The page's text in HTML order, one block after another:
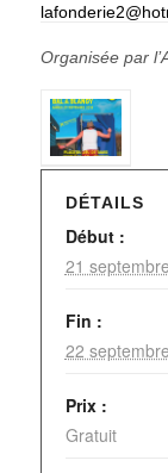
Organisée par
DÉTAILS
Début :
21
Fin :
22
Prix :
Gratuit